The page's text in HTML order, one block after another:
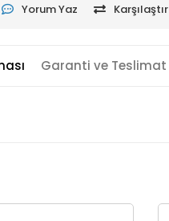
Yorum Yaz Karşılaştır
Garanti ve Teslimat